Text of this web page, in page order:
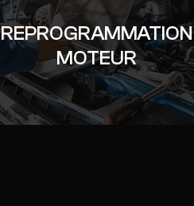
REPROGRAMMATION
MOTEUR